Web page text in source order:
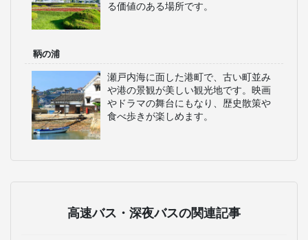
る価値のある場所です。
鞆の浦
瀬戸内海に面した港町で、古い町並み
や港の景観が美しい観光地です。映画
やドラマの舞台にもなり、歴史散策や
食べ歩きが楽しめます。
高速バス・深夜バスの関連記事